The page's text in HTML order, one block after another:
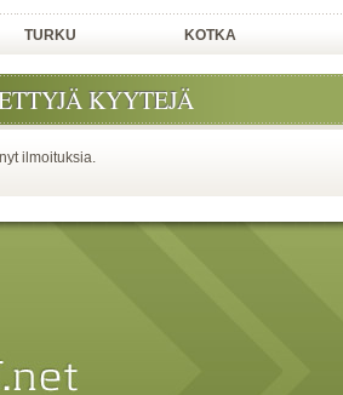
TURKU KOTKA
KYYTEJÄ
ilmoituksia.